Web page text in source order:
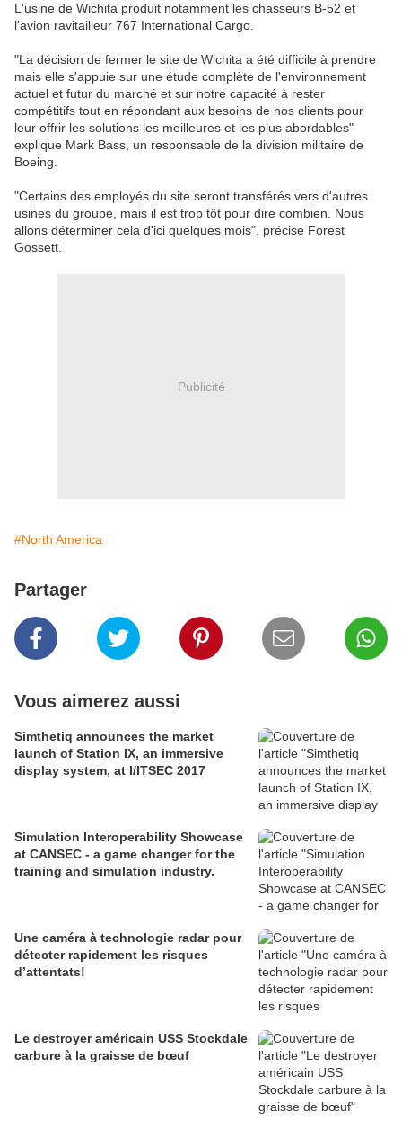
L'usine de Wichita produit notamment les chasseurs B-52 et
l'avion ravitailleur 767 International Cargo.
"La décision de fermer le site de Wichita a été difficile à prendre
mais elle s'appuie sur une étude complète de l'environnement
actuel et futur du marché et sur notre capacité à rester
compétitifs tout en répondant aux besoins de nos clients pour
leur offrir les solutions les meilleures et les plus abordables"
explique Mark Bass, un responsable de la division militaire de
Boeing.
"Certains des employés du site seront transférés vers d'autres
usines du groupe, mais il est trop tôt pour dire combien. Nous
allons déterminer cela d'ici quelques mois", précise Forest
Gossett.
Publicité
#North America
Partager
Vous aimerez aussi
Simthetiq announces the market
launch of Station IX, an immersive
display system, at I/ITSEC 2017
Simulation Interoperability Showcase
at CANSEC - a game changer for the
training and simulation industry.
Une caméra à technologie radar pour
détecter rapidement les risques
d’attentats!
Le destroyer américain USS Stockdale
carbure à la graisse de bœuf